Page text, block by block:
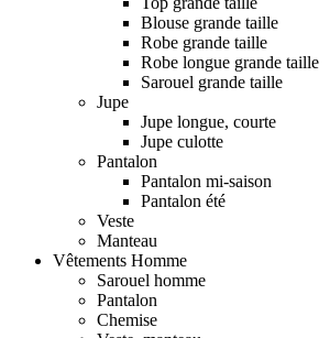
Blouse grande taille
Robe grande taille
Robe longue grande taille
Sarouel grande taille
Jupe
Jupe longue, courte
Jupe culotte
Pantalon
Pantalon mi-saison
Pantalon été
Veste
Manteau
Vêtements Homme
Sarouel homme
Pantalon
Chemise